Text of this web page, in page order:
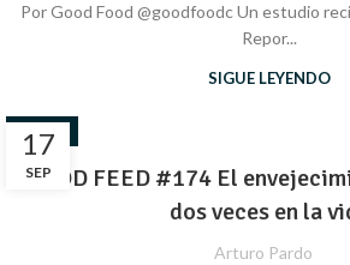
Por Good Food @goodfoodc Un estudio
Repor...
SIGUE LEYENDO
17
SEP
SALUD
GOOD FEED #174 El
dos veces en la
Arturo Pardo